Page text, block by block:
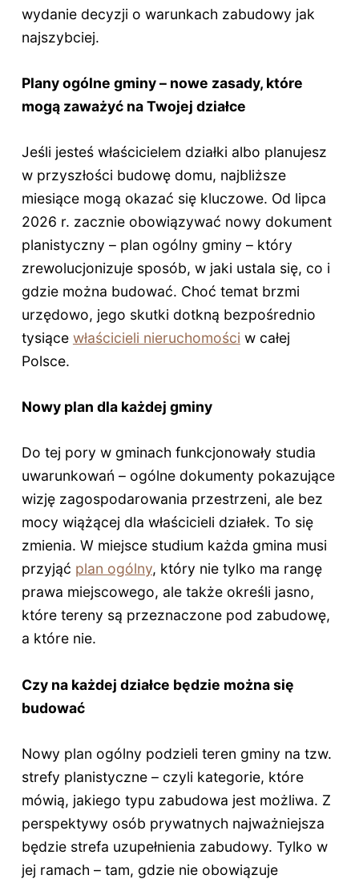
wydanie decyzji o warunkach zabudowy jak
najszybciej.
Plany ogólne gminy – nowe zasady, które
mogą zaważyć na Twojej działce
Jeśli jesteś właścicielem działki albo planujesz
w przyszłości budowę domu, najbliższe
miesiące mogą okazać się kluczowe. Od lipca
2026 r. zacznie obowiązywać nowy dokument
planistyczny – plan ogólny gminy – który
zrewolucjonizuje sposób, w jaki ustala się, co i
gdzie można budować. Choć temat brzmi
urzędowo, jego skutki dotkną bezpośrednio
tysiące właścicieli nieruchomości w całej
Polsce.
Nowy plan dla każdej gminy
Do tej pory w gminach funkcjonowały studia
uwarunkowań – ogólne dokumenty pokazujące
wizję zagospodarowania przestrzeni, ale bez
mocy wiążącej dla właścicieli działek. To się
zmienia. W miejsce studium każda gmina musi
przyjąć plan ogólny, który nie tylko ma rangę
prawa miejscowego, ale także określi jasno,
które tereny są przeznaczone pod zabudowę,
a które nie.
Czy na każdej działce będzie można się
budować
Nowy plan ogólny podzieli teren gminy na tzw.
strefy planistyczne – czyli kategorie, które
mówią, jakiego typu zabudowa jest możliwa. Z
perspektywy osób prywatnych najważniejsza
będzie strefa uzupełnienia zabudowy. Tylko w
jej ramach – tam, gdzie nie obowiązuje